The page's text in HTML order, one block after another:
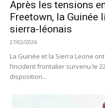
Après les tensions
Freetown, la
sierra-léonais
27/02/2026
La Guinée et la Sierra Leone
l’incident frontalier survenu le
disposition...